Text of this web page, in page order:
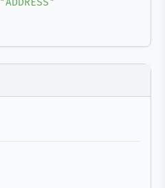
"ADDRESS"